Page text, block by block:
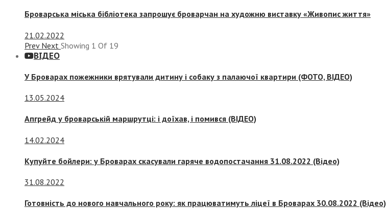
Броварська міська бібліотека запрошує броварчан на художню виставку «Живопис життя»
21.02.2022
Prev Next Showing 1 Of 19
ВІДЕО
У Броварах пожежники врятували дитину і собаку з палаючої квартири (ФОТО, ВІДЕО)
13.05.2024
Апгрейд у броварській маршрутці: і доїхав, і помився (ВІДЕО)
14.02.2024
Купуйте бойлери: у Броварах скасували гаряче водопостачання 31.08.2022 (Відео)
31.08.2022
Готовність до нового навчального року: як працюватимуть ліцеї в Броварах 30.08.2022 (Відео)